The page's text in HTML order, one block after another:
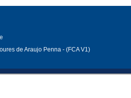
de Araujo Penna - (FCA V1)